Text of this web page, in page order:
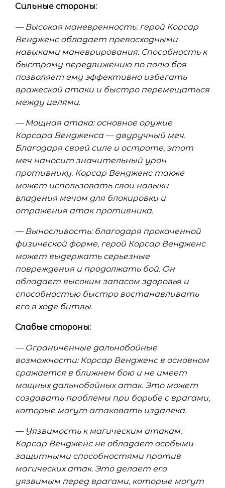
Сильные стороны:
— Высокая маневренность: герой Корсар
Вендженс обладает превосходными
навыками маневрирования. Способность к
быстрому передвижению по полю боя
позволяет ему эффективно избегать
вражеской атаки и быстро перемещаться
между целями.
— Мощная атака: основное оружие
Корсара Вендженса — двуручный меч.
Благодаря своей силе и остроте, этот
меч наносит значительный урон
противнику. Корсар Вендженс также
может использовать свои навыки
владения мечом для блокировки и
отражения атак противника.
— Выносливость: благодаря прокаченной
физической форме, герой Корсар Вендженс
может выдержать серьезные
повреждения и продолжать бой. Он
обладает высоким запасом здоровья и
способностью быстро востанавливать
его в ходе битвы.
Слабые стороны:
— Ограниченные дальнобойные
возможности: Корсар Вендженс в основном
сражается в ближнем бою и не имеет
мощных дальнобойных атак. Это может
создавать проблемы при борьбе с врагами,
которые могут атаковать издалека.
— Уязвимость к магическим атакам:
Корсар Вендженс не обладает особыми
защитными способностями против
магических атак. Это делает его
уязвимым перед врагами, которые могут